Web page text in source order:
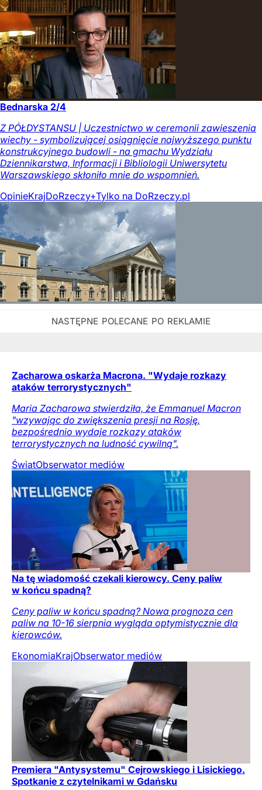
Bednarska 2/4
Z PÓŁDYSTANSU | Uczestnictwo w ceremonii zawieszenia
wiechy - symbolizującej osiągnięcie najwyższego punktu
konstrukcyjnego budowli - na gmachu Wydziału
Dziennikarstwa, Informacji i Bibliologii Uniwersytetu
Warszawskiego skłoniło mnie do wspomnień.
OpinieKrajDoRzeczy+Tylko na DoRzeczy.pl
Zacharowa oskarża Macrona. "Wydaje rozkazy
ataków terrorystycznych"
Maria Zacharowa stwierdziła, że Emmanuel Macron
"wzywając do zwiększenia presji na Rosję,
bezpośrednio wydaje rozkazy ataków
terrorystycznych na ludność cywilną".
ŚwiatObserwator mediów
Na tę wiadomość czekali kierowcy. Ceny paliw
w końcu spadną?
Ceny paliw w końcu spadną? Nowa prognoza cen
paliw na 10-16 sierpnia wygląda optymistycznie dla
kierowców.
EkonomiaKrajObserwator mediów
Premiera "Antysystemu" Cejrowskiego i Lisickiego.
Spotkanie z czytelnikami w Gdańsku